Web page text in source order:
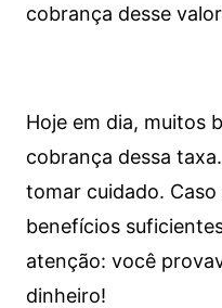
cobrança desse
Hoje em dia, muitos
cobrança dessa
tomar cuidado.
benefícios
atenção: você
dinheiro!